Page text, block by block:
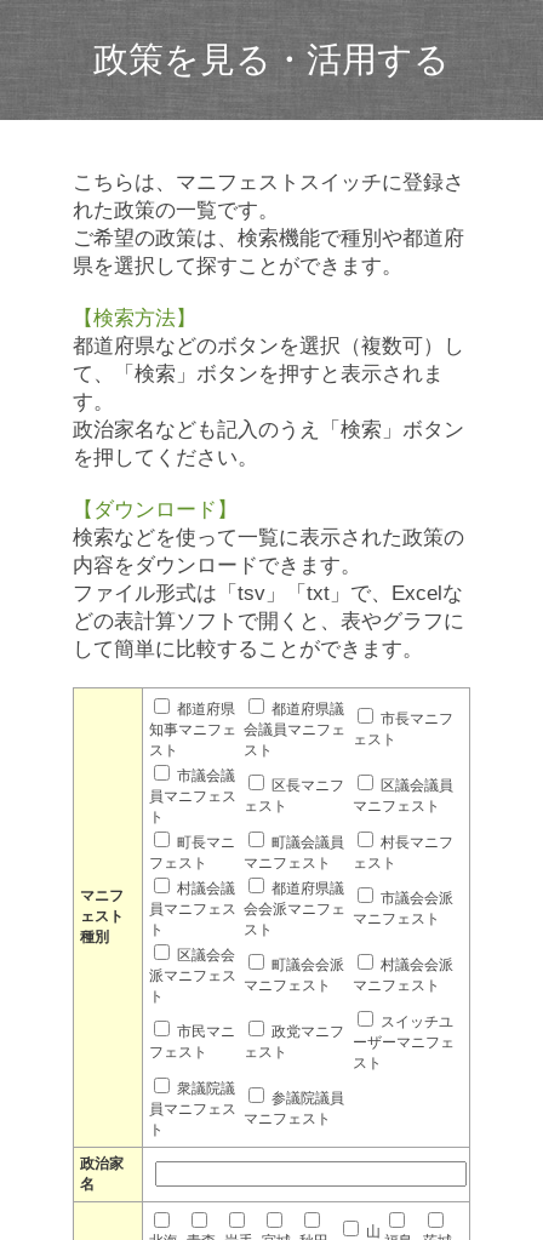
政策を見る・活用する
こちらは、マニフェストスイッチに登録さ
れた政策の一覧です。
ご希望の政策は、検索機能で種別や都道府
県を選択して探すことができます。
【検索方法】
都道府県などのボタンを選択（複数可）し
て、「検索」ボタンを押すと表示されま
す。
政治家名なども記入のうえ「検索」ボタン
を押してください。
【ダウンロード】
検索などを使って一覧に表示された政策の
内容をダウンロードできます。
ファイル形式は「tsv」「txt」で、Excelな
どの表計算ソフトで開くと、表やグラフに
して簡単に比較することができます。
マニフ
ェスト
種別
都道府県
知事マニフェ
スト
都道府県議
会議員マニフェ
スト
市長マニフ
ェスト
市議会議
員マニフェス
ト
区長マニフ
ェスト
区議会議員
マニフェスト
町長マニ
フェスト
町議会議員
マニフェスト
村長マニフ
ェスト
村議会議
員マニフェス
ト
都道府県議
会会派マニフェ
スト
市議会会派
マニフェスト
区議会会
派マニフェス
ト
町議会会派
マニフェスト
村議会会派
マニフェスト
市民マニ
フェスト
政党マニフ
ェスト
スイッチユ
ーザーマニフェ
スト
衆議院議
員マニフェス
ト
参議院議員
マニフェスト
政治家
名
山